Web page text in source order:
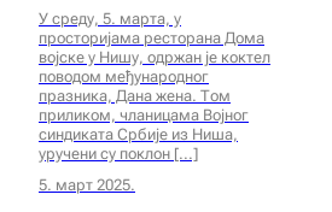
У среду, 5. марта, у
просторијама ресторана Дома
војске у Нишу, одржан је коктел
поводом међународног
празника, Дана жена. Том
приликом, чланицама Војног
синдиката Србије из Ниша,
уручени су поклон
5. март 2025.